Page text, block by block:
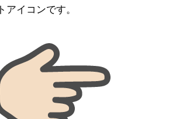
アイコンです。